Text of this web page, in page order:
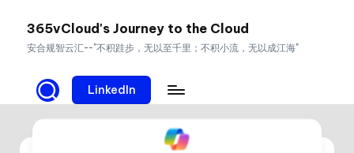
365vCloud's Journey to the Cloud
安合规智云汇--"不积跬步，无以至千里；不积小流，无以成江海"
LinkedIn